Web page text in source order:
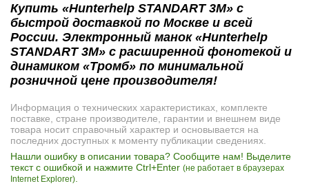
Купить «Hunterhelp STANDART 3M» с
быстрой доставкой по Москве и всей
России. Электронный манок «Hunterhelp
STANDART 3M» с расширенной фонотекой и
динамиком «Тромб» по минимальной
розничной цене производителя!
Информация о технических характеристиках, комплекте
поставке, стране производителе, гарантии и внешнем виде
товара носит справочный характер и основывается на
последних доступных к моменту публикации сведениях.
Нашли ошибку в описании товара? Сообщите нам! Выделите
текст с ошибкой и нажмите Ctrl+Enter (не работает в браузерах
Internet Explorer)